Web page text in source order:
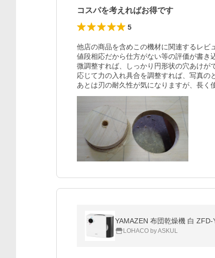
コスパを考えればお得です
5
他店の商品を含めこの機材に関連するレビ
値段相応だから仕方がない等の評価が書き
微調整すれば、しっかり円形状の穴あけが
応じて力の入れ具合を調整すれば、写真の
あとは刃の耐久性が気になりますが、長く
YAMAZEN 布団乾燥機 白 ZFD-
LOHACO by ASKUL